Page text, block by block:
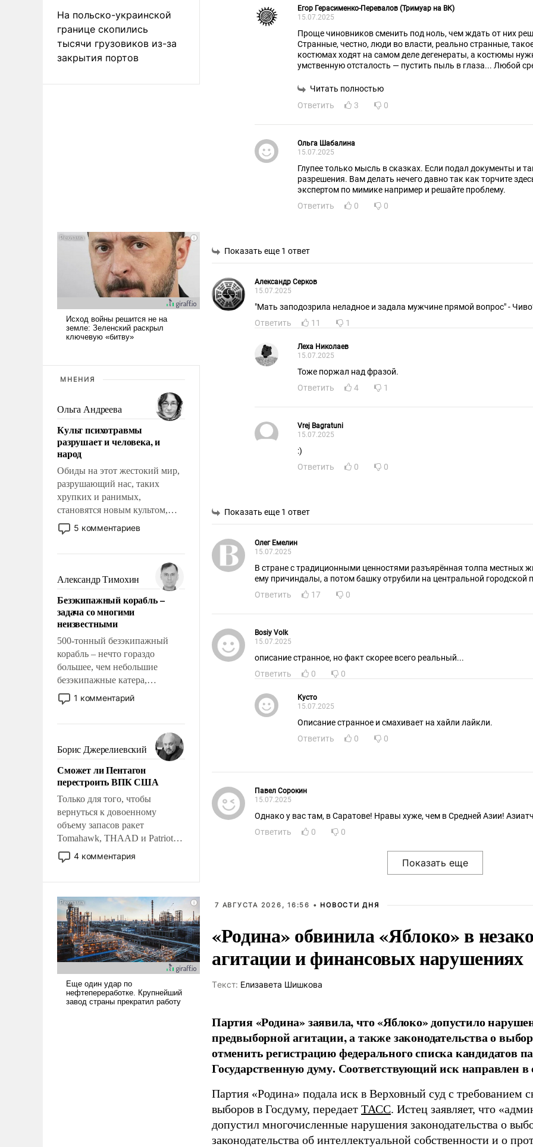
На польско-украинской
границе скопились
тысячи грузовиков из-за
закрытия портов
МНЕНИЯ
Ольга Андреева
Культ психотравмы
разрушает и человека, и
народ
Обиды на этот жестокий мир,
разрушающий нас, таких
хрупких и ранимых,
становятся новым культом,
постепенно вытесняя и
отменяя традиционное
мужественным и твердым под
ударами судьбы, брать на себя
ответственность, помогать
слабым, идти вперед и
адаптироваться.
5 комментариев
Александр Тимохин
Безэкипажный корабль –
задача со многими
неизвестными
500-тонный безэкипажный
корабль – нечто гораздо
большее, чем небольшие
безэкипажные катера,
применение которых уже
стало обыденностью. Задача по
сложна и амбициозна. Однако
и ее реализация радикально
поднимет наши боевые
возможности.
1 комментарий
Борис Джерелиевский
Сможет ли Пентагон
перестроить ВПК США
Только для того, чтобы
вернуться к довоенному
объему запасов ракет
Tomahawk, THAAD и Patriot
США потребуется более трех
лет. Даже небольшая война с
Сложившаяся ситуация
означает многолетний период
уязвимости США, например,
перед Китаем.
4 комментария
Егор Герасименко-Перевалов (Тримуар на ВК)
15.07.2025
Проще чиновников сменить под ноль, чем ждать от них
Странные, честно, люди во власти, реально странные,
костюмах ходят на самом деле дегенераты, а костюмы
умственную отсталость — пустить пыль в глаза... Любой
видимо, главное, чтоб бюджет желал пилить...
оставить их, то вы обязаны запустить репрессивную
усугубляется... Такое ощущение, что вместо стратегов
«всё хорошо»...
Читать полностью
Ответить
3 0
Ольга Шабалина
15.07.2025
Глупее только мысль в сказках. Если подал документы и
разрешения. Вам делать нечего давно так как торчите
экспертом по мимике например и решайте проблему.
Ответить
0 0
Показать еще 1 ответ
Александр Серков
15.07.2025
"Мать заподозрила неладное и задала мужчине прямой вопрос" -
Ответить
11 1
Леха Николаев
15.07.2025
Тоже поржал над фразой.
Ответить
4 1
Vrej Bagratuni
15.07.2025
:)
Ответить
0 0
Показать еще 1 ответ
Олег Емелин
15.07.2025
В стране с традиционными ценностями разъярённая толпа местных
ему причиндалы, а потом башку отрубили на центральной городской
Ответить
17 0
Bosiy Volk
15.07.2025
описание странное, но факт скорее всего реальный...
Ответить
0 0
Кусто
15.07.2025
Описание странное и смахивает на хайли лайкли.
Ответить
0 0
Павел Сорокин
15.07.2025
Однако у вас там, в Саратове! Нравы хуже,
Ответить
0 0
7 АВГУСТА 2026, 16:56 • НОВОСТИ ДНЯ
«Родина» обвинила «Яблоко» в
агитации и финансовых нарушениях
Tекст: Елизавета Шишкова
Партия «Родина» заявила, что «Яблоко» допустило
предвыборной агитации, а также законодательства о
отменить регистрацию федерального списка кандидатов
Государственную думу. Соответствующий иск направлен в
Партия «Родина» подала иск в Верховный суд с требованием
выборов в Госдуму, передает ТАСС. Истец заявляет, что
допустил многочисленные нарушения законодательства о
законодательства об интеллектуальной собственности и о